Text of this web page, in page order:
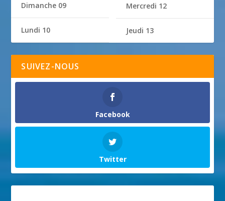
Dimanche 09
Lundi 10
Mercredi 12
Jeudi 13
SUIVEZ-NOUS
Facebook
Twitter